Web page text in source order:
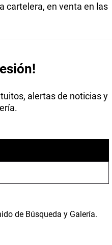
cartelera, en venta en las
alertas de noticias y
de Búsqueda y Galería.